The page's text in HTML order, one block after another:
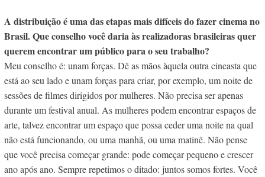
A distribuição é uma das etapas mais difíceis do fazer cinema no
Brasil. Que conselho você daria às realizadoras brasileiras quer
querem encontrar um público para o seu trabalho?
Meu conselho é: unam forças. Dê as mãos àquela outra cineasta que
está ao seu lado e unam forças para criar, por exemplo, um noite de
sessões de filmes dirigidos por mulheres. Não precisa ser apenas
durante um festival anual. As mulheres podem encontrar espaços de
arte, talvez encontrar um espaço que possa ceder uma noite na qual
não está funcionando, ou uma manhã, ou uma matinê. Não pense
que você precisa começar grande: pode começar pequeno e crescer
ano após ano. Sempre repetimos o ditado: juntos somos fortes. Você